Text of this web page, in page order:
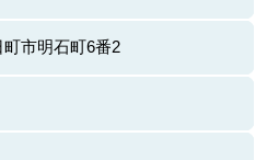
町市明石町6番2